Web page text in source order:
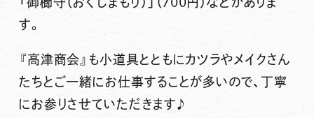
す。
『高津商会』も小道具とともにカツラやメイクさん
たちとご一緒にお仕事することが多いので、丁寧
にお参りさせていただきます♪